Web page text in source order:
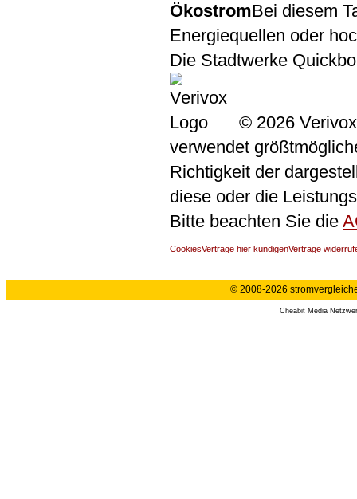
ÖkostromBei diesem
Energiequellen oder
Die Stadtwerke
© 2026
verwendet
Richtigkeit der
diese oder die
Bitte beachten Sie die
CookiesVerträge hier kündigenVerträge
© 2008-2026
Cheabit Media